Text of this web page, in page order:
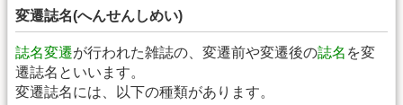
変遷誌名(へんせんしめい)
誌名変遷が行われた雑誌の、変遷前や変遷後の誌名 を変
遷誌名といいます。
変遷誌名には、以下の種類があります。